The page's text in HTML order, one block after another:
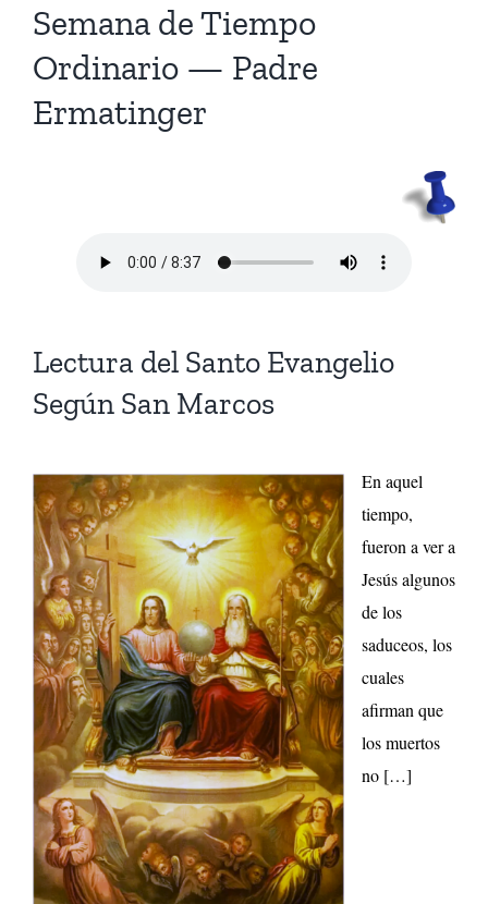
Semana de Tiempo
Ordinario — Padre
Ermatinger
Lectura del Santo Evangelio
Según San Marcos
En aquel
tiempo,
fueron a ver a
Jesús algunos
de los
saduceos, los
cuales
afirman que
los muertos
no […]